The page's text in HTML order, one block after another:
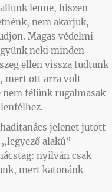
lenne, hiszen
nem akarjuk,
Magas védelmi
neki minden
ellen vissza tudtunk
mert ott arra volt
nem félünk rugalmasak
jelenet jutott
alakú”
nyilván csak
mert katonánk